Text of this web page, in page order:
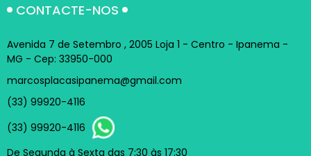
CONTACTE-NOS
Avenida 7 de Setembro , 2005 Loja 1 - Centro - Ipanema -
MG - Cep: 33950-000
marcosplacasipanema@gmail.com
(33) 99920-4116
(33) 99920-4116
De Segunda à Sexta das 7:30 às 17:30